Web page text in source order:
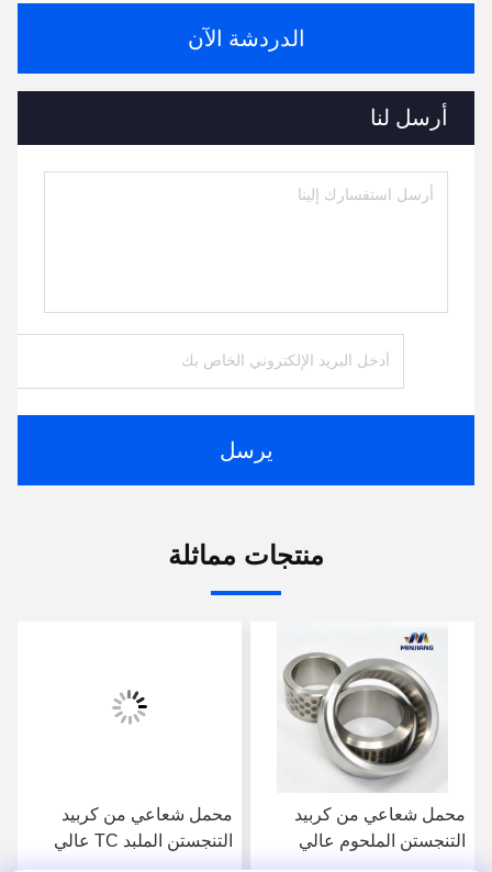
الدردشة الآن
أرسل لنا
يرسل
منتجات مماثلة
محمل شعاعي من كربيد
التنجستن الملحوم عالي
المقاومة للتآكل - مخصص
محمل شعاعي من كربيد
التنجستن الملبد TC عالي
المقاومة للتآكل مخصص